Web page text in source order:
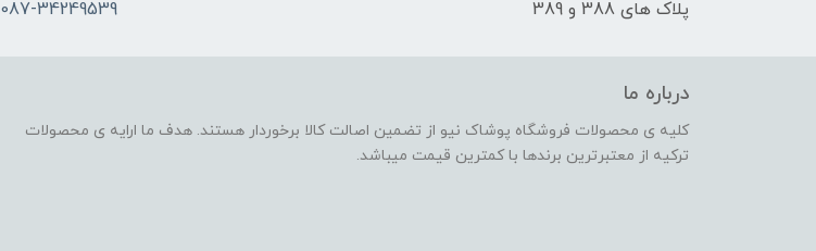
پلاک های 388 و 389
087-34249539 - 09187896559 - 09186686646
درباره ما
کلیه ی محصولات فروشگاه پوشاک نیو از تضمین اصالت کالا برخوردار هستند. هدف ما ارایه ی محصولات
ترکیه از معتبرترین برندها با کمترین قیمت میباشد.